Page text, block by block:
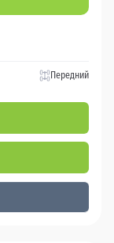
Передний